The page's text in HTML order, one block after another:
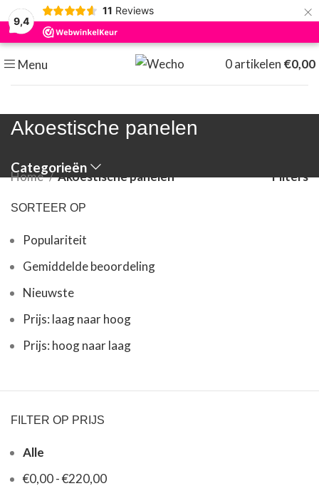
9,4
11 Reviews ×
Menu 0artikelen €0,00
Akoestische panelen
Categorieën
Home Akoestische panelen Filters
SORTEER OP
Populariteit
Gemiddelde beoordeling
Nieuwste
Prijs: laag naar hoog
Prijs: hoog naar laag
FILTER OP PRIJS
Alle
€0,00-€220,00